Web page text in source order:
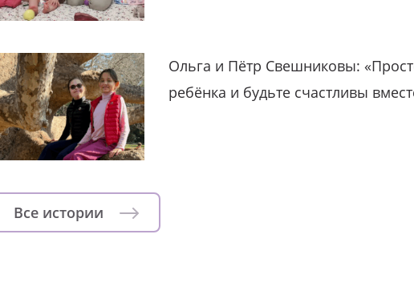
Ольга и Пётр Свешниковы:
ребёнка и будьте счастливы
Все истории